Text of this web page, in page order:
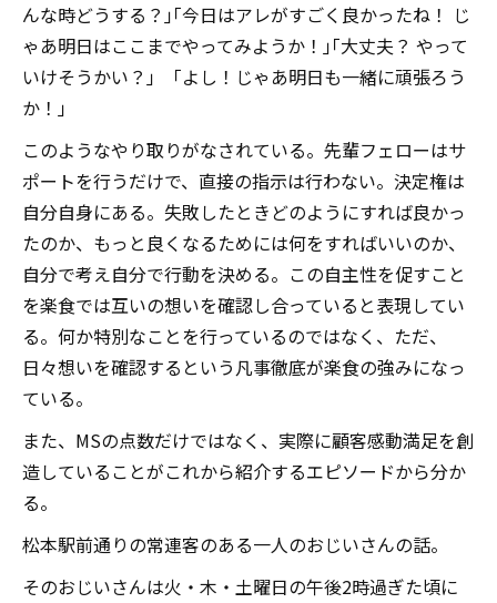
んな時どうする？｣｢今日はアレがすごく良かったね！ じ
ゃあ明日はここまでやってみようか！｣｢大丈夫？ やって
いけそうかい？｣ ｢よし！じゃあ明日も一緒に頑張ろう
か！｣
このようなやり取りがなされている。先輩フェローはサ
ポートを行うだけで、直接の指示は行わない。決定権は
自分自身にある。失敗したときどのようにすれば良かっ
たのか、もっと良くなるためには何をすればいいのか、
自分で考え自分で行動を決める。この自主性を促すこと
を楽食では互いの想いを確認し合っていると表現してい
る。何か特別なことを行っているのではなく、ただ、
日々想いを確認するという凡事徹底が楽食の強みになっ
ている。
また、MSの点数だけではなく、実際に顧客感動満足を創
造していることがこれから紹介するエピソードから分か
る。
松本駅前通りの常連客のある一人のおじいさんの話。
そのおじいさんは火・木・土曜日の午後2時過ぎた頃に